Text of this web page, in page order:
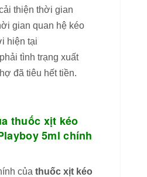
thiện thời gian
gian quan hệ kéo
hiện tại
tình trạng xuất
đã tiêu hết tiền.
thuốc xịt kéo
5ml chính
của thuốc xịt kéo